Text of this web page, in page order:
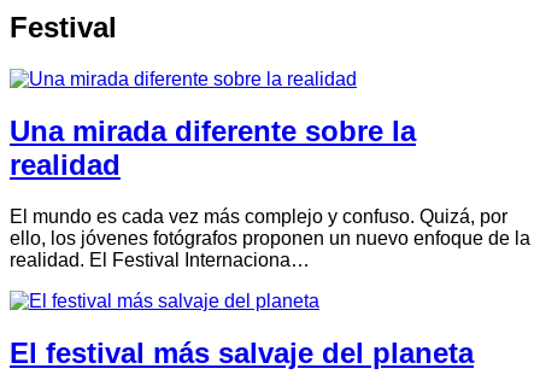
Festival
Una mirada diferente sobre la
realidad
El mundo es cada vez más complejo y confuso. Quizá, por
ello, los jóvenes fotógrafos proponen un nuevo enfoque de la
realidad. El Festival Internaciona…
El festival más salvaje del planeta